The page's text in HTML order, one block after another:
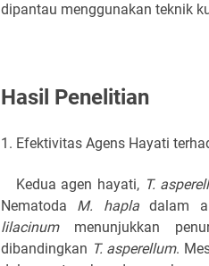
dipantau menggunakan teknik
Hasil Penelitian
1. Efektivitas Agens Hayati
Kedua agen hayati, T.
Nematoda M. hapladalam
lilacinummenunjukkan
dibandingkan T. asperellum.